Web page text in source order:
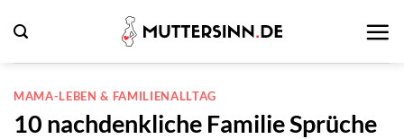
Inhalt
springen
MAMA-LEBEN & FAMILIENALLTAG
10 nachdenkliche Familie Sprüche